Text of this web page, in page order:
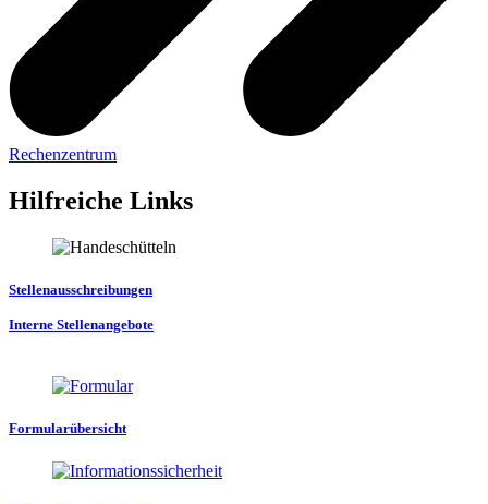
Rechenzentrum
Hilfreiche Links
Stellenausschreibungen
Interne Stellenangebote
Formularübersicht